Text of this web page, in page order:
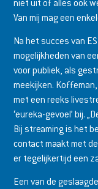
niet uit of alles ook
Van mij mag een
Na het succes van
mogelijkheden van
voor publiek, als
meekijken.
met een reeks
‘eureka-gevoel’ bij.
Bij streaming is het
contact maakt met
er tegelijkertijd een
Een van de